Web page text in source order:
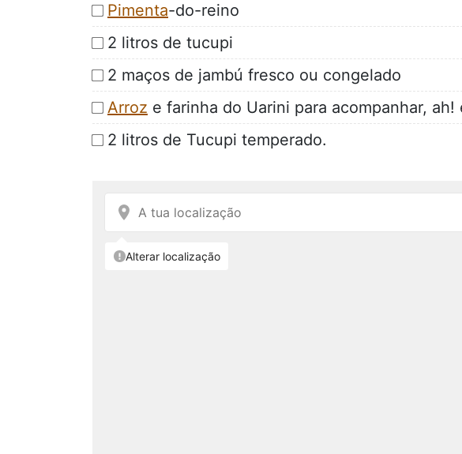
Pimenta-do-reino
2 litros de tucupi
2 maços de jambú fresco ou congelado
Arroz e farinha do Uarini para acompanhar, ah!
2 litros de Tucupi temperado.